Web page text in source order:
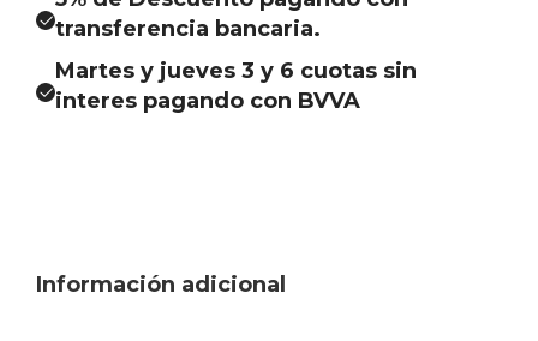
transferencia bancaria.
Martes y jueves 3 y 6 cuotas sin
interes pagando con BVVA
Información adicional